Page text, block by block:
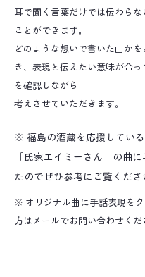
耳で聞く言葉だけでは伝わらな
ことができます。
どのような想いで書いた曲か
き、表現と伝えたい意味が合
を確認しながら
考えさせていただきます。
※ 福島の酒蔵を応援してい
「氏家エイミーさん」の曲
たのでぜひ参考にご覧くださ
※ オリジナル曲に手話表現を
方はメールでお問い合わせくだ